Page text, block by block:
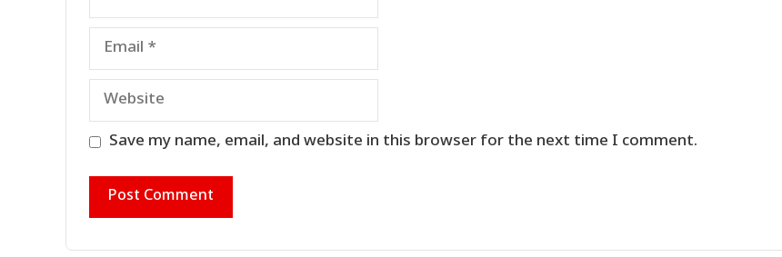
Email
Website
Save my name, email, and website in this browser for the next time I comment.